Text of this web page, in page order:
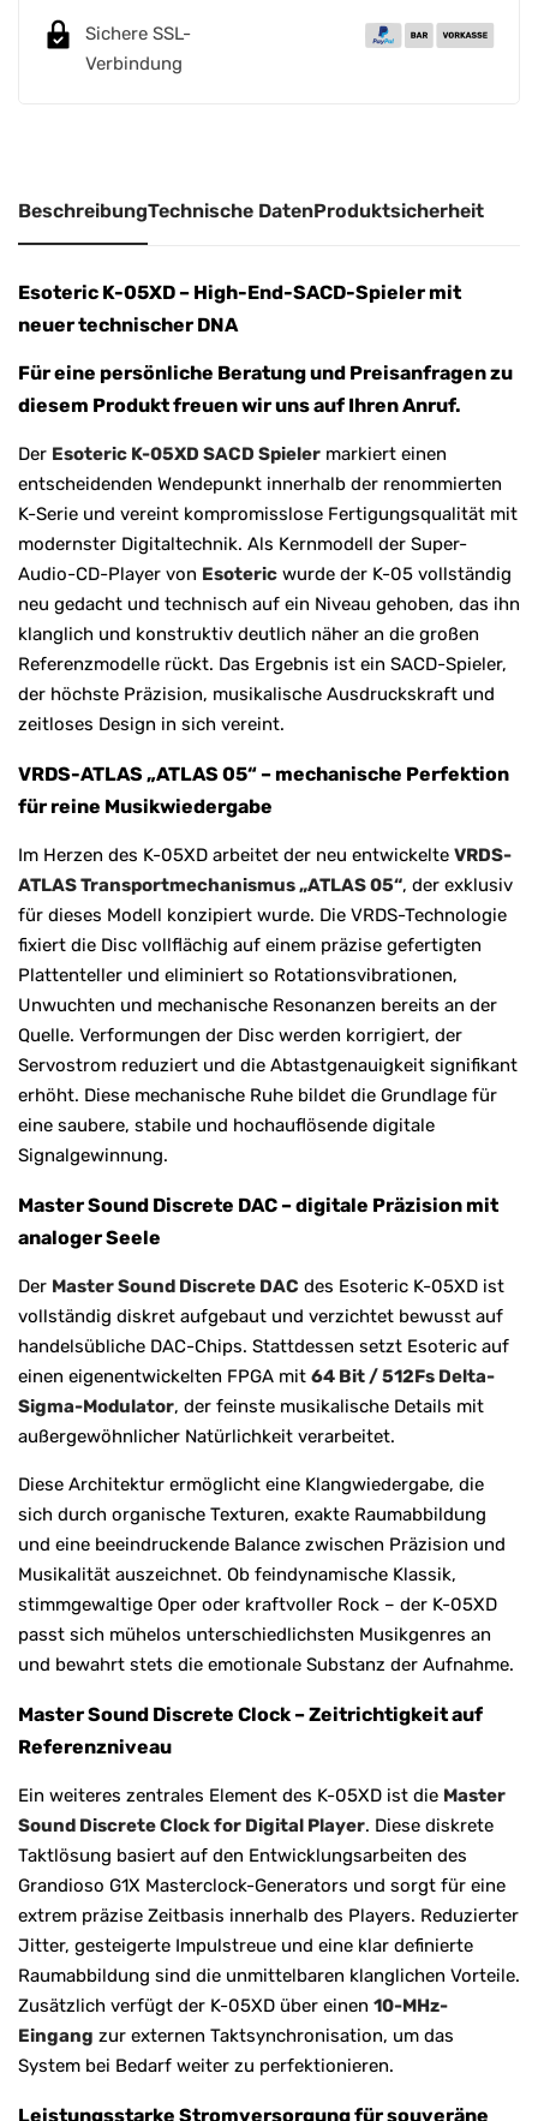
e
:
Sichere SSL-
Verbindung
BeschreibungTechnische DatenProduktsicherheit
Esoteric K-05XD – High-End-SACD-Spieler mit
neuer technischer DNA
Für eine persönliche Beratung und Preisanfragen zu
diesem Produkt freuen wir uns auf Ihren Anruf.
Der Esoteric K-05XD SACD Spieler markiert einen
entscheidenden Wendepunkt innerhalb der renommierten
K-Serie und vereint kompromisslose Fertigungsqualität mit
modernster Digitaltechnik. Als Kernmodell der Super-
Audio-CD-Player von Esoteric wurde der K-05 vollständig
neu gedacht und technisch auf ein Niveau gehoben, das ihn
klanglich und konstruktiv deutlich näher an die großen
Referenzmodelle rückt. Das Ergebnis ist ein SACD-Spieler,
der höchste Präzision, musikalische Ausdruckskraft und
zeitloses Design in sich vereint.
VRDS-ATLAS „ATLAS 05“ – mechanische Perfektion
für reine Musikwiedergabe
Im Herzen des K-05XD arbeitet der neu entwickelte VRDS-
ATLAS Transportmechanismus „ATLAS 05“, der exklusiv
für dieses Modell konzipiert wurde. Die VRDS-Technologie
fixiert die Disc vollflächig auf einem präzise gefertigten
Plattenteller und eliminiert so Rotationsvibrationen,
Unwuchten und mechanische Resonanzen bereits an der
Quelle. Verformungen der Disc werden korrigiert, der
Servostrom reduziert und die Abtastgenauigkeit signifikant
erhöht. Diese mechanische Ruhe bildet die Grundlage für
eine saubere, stabile und hochauflösende digitale
Signalgewinnung.
Master Sound Discrete DAC – digitale Präzision mit
analoger Seele
Der Master Sound Discrete DAC des Esoteric K-05XD ist
vollständig diskret aufgebaut und verzichtet bewusst auf
handelsübliche DAC-Chips. Stattdessen setzt Esoteric auf
einen eigenentwickelten FPGA mit 64 Bit / 512Fs Delta-
Sigma-Modulator, der feinste musikalische Details mit
außergewöhnlicher Natürlichkeit verarbeitet.
Diese Architektur ermöglicht eine Klangwiedergabe, die
sich durch organische Texturen, exakte Raumabbildung
und eine beeindruckende Balance zwischen Präzision und
Musikalität auszeichnet. Ob feindynamische Klassik,
stimmgewaltige Oper oder kraftvoller Rock – der K-05XD
passt sich mühelos unterschiedlichsten Musikgenres an
und bewahrt stets die emotionale Substanz der Aufnahme.
Master Sound Discrete Clock – Zeitrichtigkeit auf
Referenzniveau
Ein weiteres zentrales Element des K-05XD ist die Master
Sound Discrete Clock for Digital Player. Diese diskrete
Taktlösung basiert auf den Entwicklungsarbeiten des
Grandioso G1X Masterclock-Generators und sorgt für eine
extrem präzise Zeitbasis innerhalb des Players. Reduzierter
Jitter, gesteigerte Impulstreue und eine klar definierte
Raumabbildung sind die unmittelbaren klanglichen Vorteile.
Zusätzlich verfügt der K-05XD über einen 10-MHz-
Eingang zur externen Taktsynchronisation, um das
System bei Bedarf weiter zu perfektionieren.
Leistungsstarke Stromversorgung für souveräne